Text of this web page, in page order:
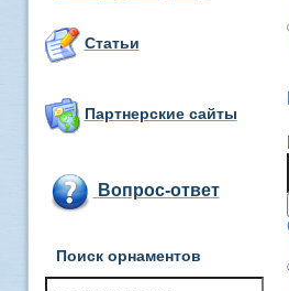
Статьи
Партнерские сайты
Вопрос-ответ
Поиск орнаментов